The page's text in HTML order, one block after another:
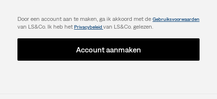
Door een account aan te maken, ga ik akkoord met de Gebruiksvoorwaarden
van LS&Co. Ik heb het Privacybeleid van LS&Co. gelezen.
Account aanmaken